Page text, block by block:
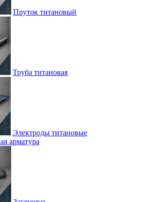
Пруток титановый
Труба титановая
Электроды титановые
арматура